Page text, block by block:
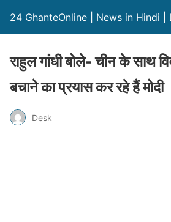
24 GhanteOnline | News in Hindi |
राहुल गांधी बोले- चीन के साथ
बचाने का प्रयास कर रहे हैं मोदी
Desk